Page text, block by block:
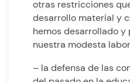
otras restricciones
desarrollo material y
hemos desarrollado
nuestra modesta
– la defensa de las